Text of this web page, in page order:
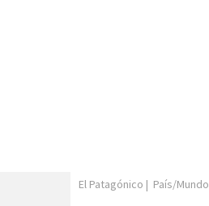
El Patagónico | País/Mundo